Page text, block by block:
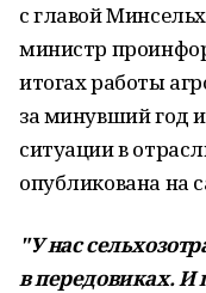
с главой
министр
итогах работы
за минувший год
ситуации в
опубликована на
"У нас
в передовиках.